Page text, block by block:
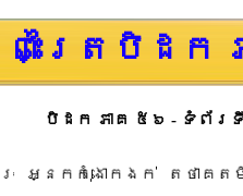
ះត្រៃបិដក
បិដក ភាគ ៥៦ - ទំព័រ
ៈ​ ​អ្នក​កុំ​ងោក​ងក់​ ​តថាគ